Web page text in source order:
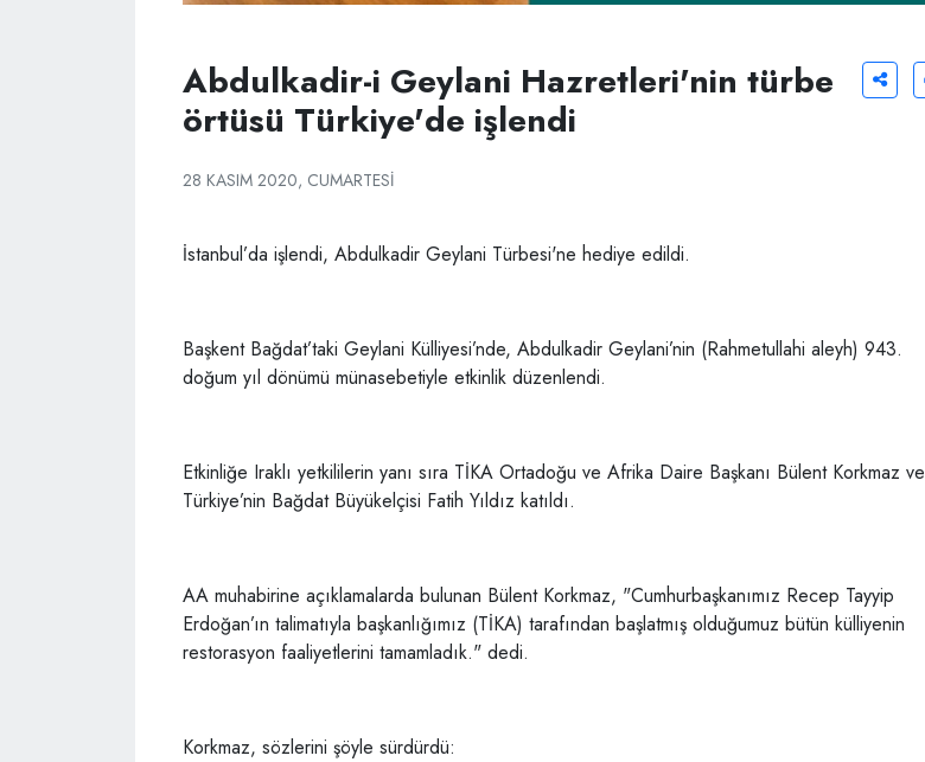
Abdulkadir-i Geylani Hazretleri'nin türbe
örtüsü Türkiye'de işlendi
28 KASIM 2020, CUMARTESI
İstanbul’da işlendi, Abdulkadir Geylani Türbesi'ne hediye edildi.
Başkent Bağdat’taki Geylani Külliyesi’nde, Abdulkadir Geylani’nin (Rahmetullahi aleyh) 943.
doğum yıl dönümü münasebetiyle etkinlik düzenlendi.
Etkinliğe Iraklı yetkililerin yanı sıra TİKA Ortadoğu ve Afrika Daire Başkanı Bülent Korkmaz ve
Türkiye’nin Bağdat Büyükelçisi Fatih Yıldız katıldı.
AA muhabirine açıklamalarda bulunan Bülent Korkmaz, "Cumhurbaşkanımız Recep Tayyip
Erdoğan’ın talimatıyla başkanlığımız (TİKA) tarafından başlatmış olduğumuz bütün külliyenin
restorasyon faaliyetlerini tamamladık." dedi.
Korkmaz, sözlerini şöyle sürdürdü: